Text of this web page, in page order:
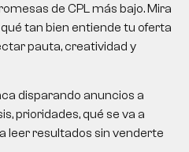
de CPL más bajo. Mira
tan bien entiende tu oferta
pauta, creatividad y
disparando anuncios a
prioridades, qué se va a
leer resultados sin venderte